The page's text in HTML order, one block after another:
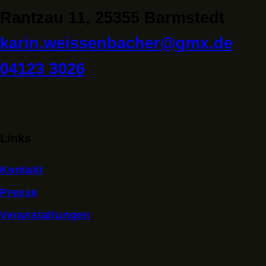
karin.weissenbacher@gmx.de
04123 3026
Kontakt
Presse
Veranstaltungen